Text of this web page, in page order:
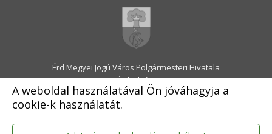
A weboldal használatával Ön jóváhagyja a
cookie-k használatát.
Érd Megyei Jogú Város Polgármesteri Hivatala
2030 Érd, Alsó utca 1.
Levélcím: 2031 Érd, Pf.: 31
E-mail:onkormanyzat@erd.hu
Telefonközpont:06-23-522-300